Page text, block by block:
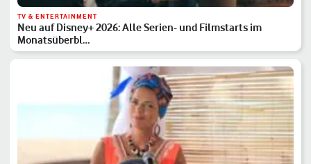
TV & ENTERTAINMENT
Neu auf Disney+ 2026: Alle Serien- und Filmstarts im
Monatsüberbl…